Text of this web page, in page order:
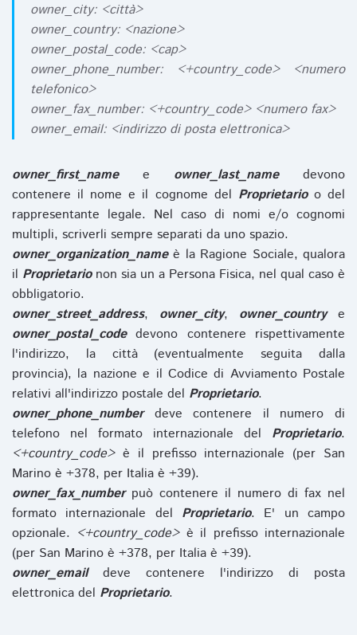
owner_city: <città>
owner_country: <nazione>
owner_postal_code: <cap>
owner_phone_number: <+country_code> <numero
telefonico>
owner_fax_number: <+country_code> <numero fax>
owner_email: <indirizzo di posta elettronica>
owner_first_namee owner_last_namedevono
contenere il nome e il cognome del Proprietarioo del
rappresentante legale. Nel caso di nomi e/o cognomi
multipli, scriverli sempre separati da uno spazio.
owner_organization_nameè la Ragione Sociale, qualora
il Proprietarionon sia un a Persona Fisica, nel qual caso è
obbligatorio.
owner_street_address, owner_city, owner_countrye
owner_postal_codedevono contenere rispettivamente
l'indirizzo, la città (eventualmente seguita dalla
provincia), la nazione e il Codice di Avviamento Postale
relativi all'indirizzo postale del Proprietario.
owner_phone_numberdeve contenere il numero di
telefono nel formato internazionale del Proprietario.
<+country_code>è il prefisso internazionale (per San
Marino è +378, per Italia è +39).
owner_fax_numberpuò contenere il numero di fax nel
formato internazionale del Proprietario. E' un campo
opzionale. <+country_code>è il prefisso internazionale
(per San Marino è +378, per Italia è +39).
owner_emaildeve contenere l'indirizzo di posta
elettronica del Proprietario.